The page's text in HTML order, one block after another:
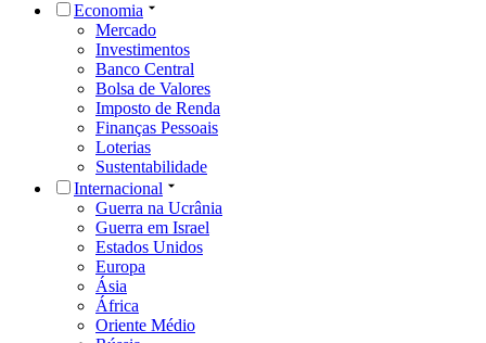
Economia
Mercado
Investimentos
Banco Central
Bolsa de Valores
Imposto de Renda
Finanças Pessoais
Loterias
Sustentabilidade
Internacional
Guerra na Ucrânia
Guerra em Israel
Estados Unidos
Europa
Ásia
África
Oriente Médio